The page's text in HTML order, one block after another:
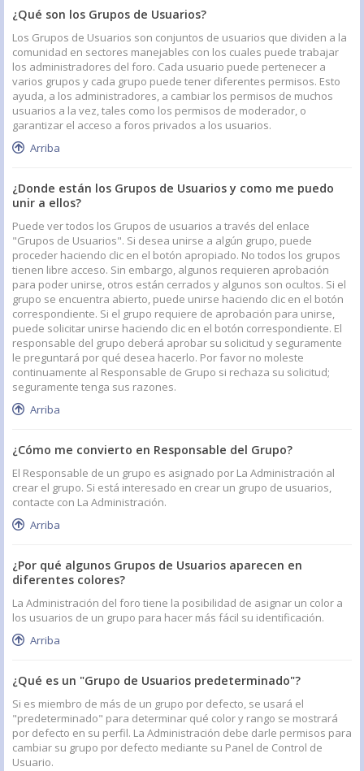
¿Qué son los Grupos de Usuarios?
Los Grupos de Usuarios son conjuntos de usuarios que dividen a la
comunidad en sectores manejables con los cuales puede trabajar
los administradores del foro. Cada usuario puede pertenecer a
varios grupos y cada grupo puede tener diferentes permisos. Esto
ayuda, a los administradores, a cambiar los permisos de muchos
usuarios a la vez, tales como los permisos de moderador, o
garantizar el acceso a foros privados a los usuarios.
Arriba
¿Donde están los Grupos de Usuarios y como me puedo
unir a ellos?
Puede ver todos los Grupos de usuarios a través del enlace
"Grupos de Usuarios". Si desea unirse a algún grupo, puede
proceder haciendo clic en el botón apropiado. No todos los grupos
tienen libre acceso. Sin embargo, algunos requieren aprobación
para poder unirse, otros están cerrados y algunos son ocultos. Si el
grupo se encuentra abierto, puede unirse haciendo clic en el botón
correspondiente. Si el grupo requiere de aprobación para unirse,
puede solicitar unirse haciendo clic en el botón correspondiente. El
responsable del grupo deberá aprobar su solicitud y seguramente
le preguntará por qué desea hacerlo. Por favor no moleste
continuamente al Responsable de Grupo si rechaza su solicitud;
seguramente tenga sus razones.
Arriba
¿Cómo me convierto en Responsable del Grupo?
El Responsable de un grupo es asignado por La Administración al
crear el grupo. Si está interesado en crear un grupo de usuarios,
contacte con La Administración.
Arriba
¿Por qué algunos Grupos de Usuarios aparecen en
diferentes colores?
La Administración del foro tiene la posibilidad de asignar un color a
los usuarios de un grupo para hacer más fácil su identificación.
Arriba
¿Qué es un "Grupo de Usuarios predeterminado"?
Si es miembro de más de un grupo por defecto, se usará el
"predeterminado" para determinar qué color y rango se mostrará
por defecto en su perfil. La Administración debe darle permisos para
cambiar su grupo por defecto mediante su Panel de Control de
Usuario.